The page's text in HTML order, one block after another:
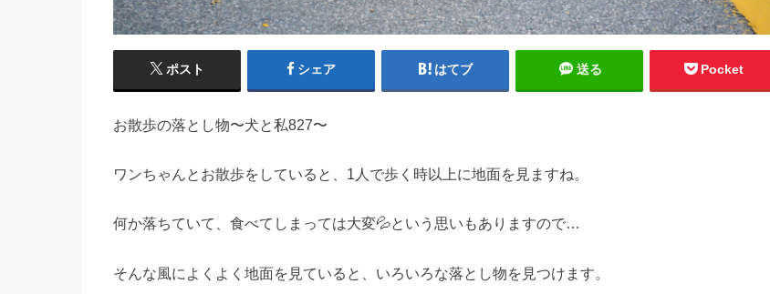
ポスト シェア はてブ 送る Pocket
お散歩の落とし物〜犬と私827〜
ワンちゃんとお散歩をしていると、1人で歩く時以上に地面を見ますね。
何か落ちていて、食べてしまっては大変💦という思いもありますので…
そんな風によくよく地面を見ていると、いろいろな落とし物を見つけます。